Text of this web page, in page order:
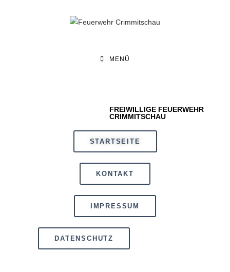
MENÜ
FREIWILLIGE FEUERWEHR
CRIMMITSCHAU
STARTSEITE
KONTAKT
IMPRESSUM
DATENSCHUTZ